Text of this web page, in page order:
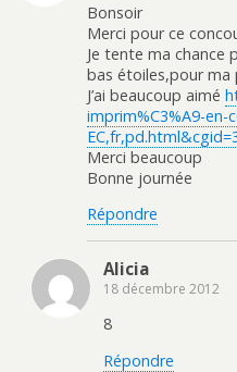
Bonsoir
Merci pour ce
Je tente ma chance
bas étoiles,pour ma
J’ai beaucoup aimé
imprim%C3%A9-
Merci beaucoup
Bonne journée
Répondre
Alicia
18 décembre 2012
8
Répondre